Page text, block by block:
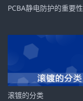
​PCBA静电防护的重要性
​滚镀的分类